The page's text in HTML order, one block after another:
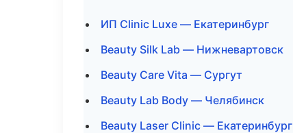
ИП Clinic Luxe — Екатеринбург
Beauty Silk Lab — Нижневартовск
Beauty Care Vita — Сургут
Beauty Lab Body — Челябинск
Beauty Laser Clinic — Екатеринбург